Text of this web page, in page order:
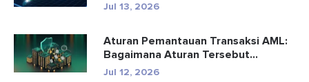
Jul 13, 2026
Aturan Pemantauan Transaksi AML:
Bagaimana Aturan Tersebut
Mendete...
Jul 12, 2026